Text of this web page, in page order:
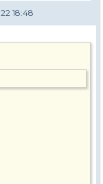
18:48